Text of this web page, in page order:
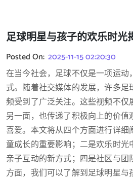
足球明星与孩子的欢乐时光
Posted On: 2025-11-15 02:20:30
在当今社会，足球不仅是一项运
式。随着社交媒体的发展，许多
频受到了广泛关注。这些视频不
另一面，也传递了积极向上的价
喜爱。本文将从四个方面进行详
童成长的重要影响；二是欢乐时
亲子互动的新方式；四是社区与
方面，我们可以了解到足球明星